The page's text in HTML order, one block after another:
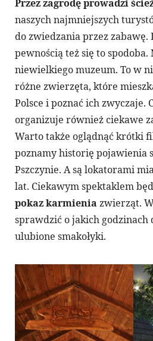
Przez zagrodę prowadzi
naszych najmniejszych
do zwiedzania przez zabawę.
pewnością też się to
niewielkiego muzeum. To w
różne zwierzęta, które
Polsce i poznać ich zwyczaje.
organizuje również ciekawe
Warto także oglądnąć krótki
poznamy historię pojawienia
Pszczynie. A są lokatorami
lat. Ciekawym spektaklem
pokaz karmienia zwierząt.
sprawdzić o jakich godzinach
ulubione smakołyki.